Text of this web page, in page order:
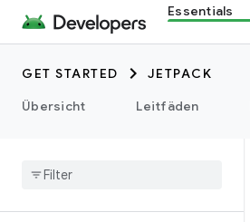
Essentials
GET STARTED
JETPACK
Übersicht
Leitfäden